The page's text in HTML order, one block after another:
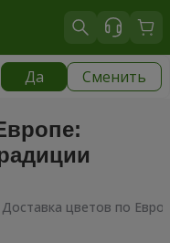
Да Сменить
Доставка цветов по